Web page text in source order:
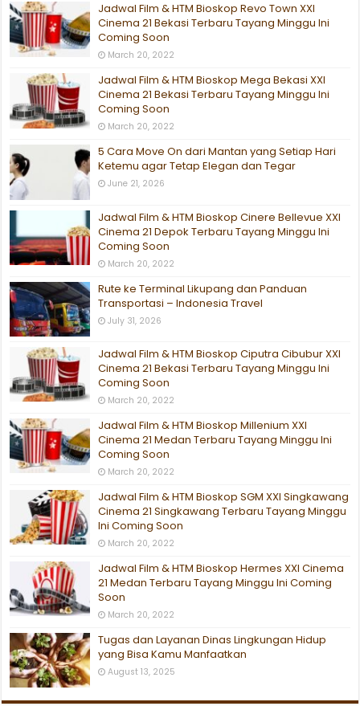
Jadwal Film & HTM Bioskop Revo Town XXI
Cinema 21 Bekasi Terbaru Tayang Minggu Ini
Coming Soon
March 20, 2022
Jadwal Film & HTM Bioskop Mega Bekasi XXI
Cinema 21 Bekasi Terbaru Tayang Minggu Ini
Coming Soon
March 20, 2022
5 Cara Move On dari Mantan yang Setiap Hari
Ketemu agar Tetap Elegan dan Tegar
June 21, 2026
Jadwal Film & HTM Bioskop Cinere Bellevue XXI
Cinema 21 Depok Terbaru Tayang Minggu Ini
Coming Soon
March 20, 2022
Rute ke Terminal Likupang dan Panduan
Transportasi – Indonesia Travel
July 31, 2026
Jadwal Film & HTM Bioskop Ciputra Cibubur XXI
Cinema 21 Bekasi Terbaru Tayang Minggu Ini
Coming Soon
March 20, 2022
Jadwal Film & HTM Bioskop Millenium XXI
Cinema 21 Medan Terbaru Tayang Minggu Ini
Coming Soon
March 20, 2022
Jadwal Film & HTM Bioskop SGM XXI Singkawang
Cinema 21 Singkawang Terbaru Tayang Minggu
Ini Coming Soon
March 20, 2022
Jadwal Film & HTM Bioskop Hermes XXI Cinema
21 Medan Terbaru Tayang Minggu Ini Coming
Soon
March 20, 2022
Tugas dan Layanan Dinas Lingkungan Hidup
yang Bisa Kamu Manfaatkan
August 13, 2025